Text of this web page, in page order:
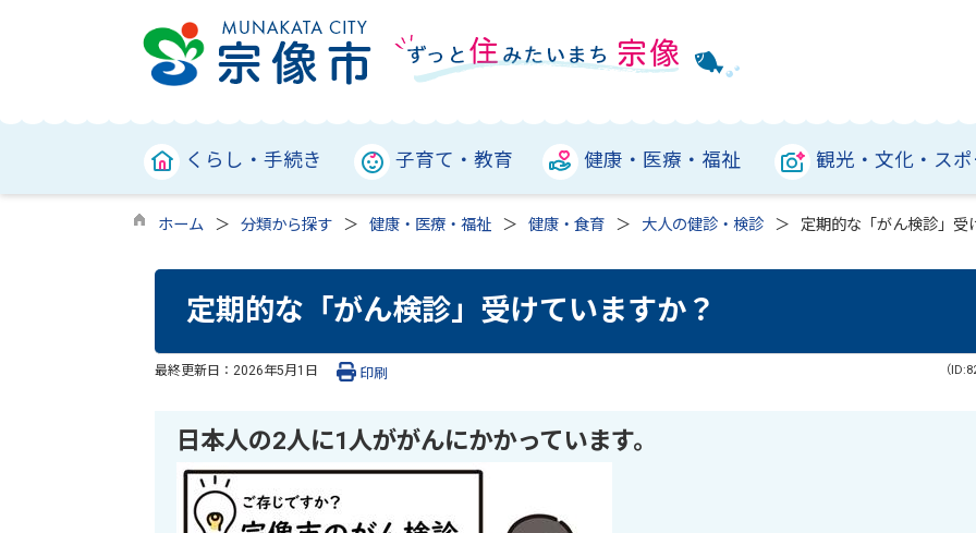
くらし・手続き 子育て・教育 健康・医療・福祉 観光・文化・ス
ホーム 分類から探す 健康・医療・福祉 健康・食育 大人の健診・検診 定期的な「がん検診」受
定期的な「がん検診」受けていますか？
最終更新日： 2026年5月1日 （
印刷
日本人の2人に1人ががんにかかっています。